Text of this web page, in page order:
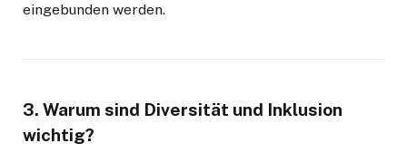
eingebunden werden.
3. Warum sind Diversität und Inklusion
wichtig?